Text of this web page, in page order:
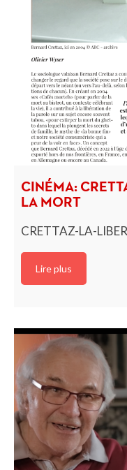
CINÉMA:
LA MORT
CRETTAZ-LA-
Lire plus